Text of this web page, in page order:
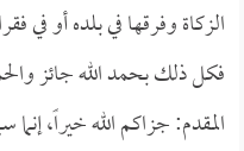
الزكاة وفرقها في بلده أو في
فكل ذلك بحمد الله جائز
المقدم: جزاكم الله خيراً،